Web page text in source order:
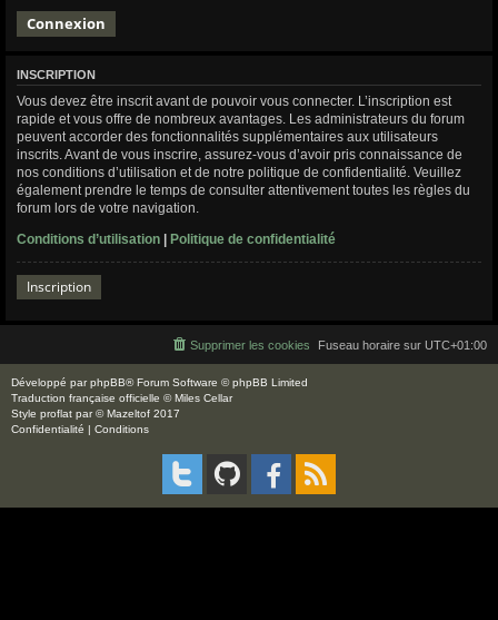
INSCRIPTION
Vous devez être inscrit avant de pouvoir vous connecter. L’inscription est
rapide et vous offre de nombreux avantages. Les administrateurs du forum
peuvent accorder des fonctionnalités supplémentaires aux utilisateurs
inscrits. Avant de vous inscrire, assurez-vous d’avoir pris connaissance de
nos conditions d’utilisation et de notre politique de confidentialité. Veuillez
également prendre le temps de consulter attentivement toutes les règles du
forum lors de votre navigation.
Conditions d’utilisation | Politique de confidentialité
Inscription
Fuseau horaire sur UTC+01:00
Supprimer les cookies
Développé parphpBB® Forum Software © phpBB Limited
Traduction française officielle ©Miles Cellar
Style proflat par ©Mazeltof 2017
Confidentialité | Conditions